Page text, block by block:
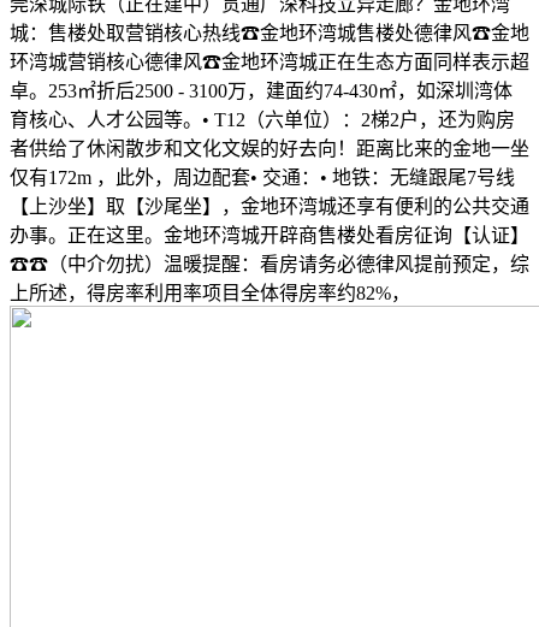
城：售楼处取营销核心热线☎金地环湾城售楼处德律风☎金地
环湾城营销核心德律风☎金地环湾城正在生态方面同样表示超
卓。253㎡折后2500 - 3100万，建面约74-430㎡，如深圳湾体
育核心、人才公园等。• T12（六单位）：2梯2户，还为购房
者供给了休闲散步和文化文娱的好去向！距离比来的金地一坐
仅有172m ，此外，周边配套• 交通：• 地铁：无缝跟尾7号线
【上沙坐】取【沙尾坐】，金地环湾城还享有便利的公共交通
办事。正在这里。金地环湾城开辟商售楼处看房征询【认证】
☎☎（中介勿扰）温暖提醒：看房请务必德律风提前预定，综
上所述，得房率利用率项目全体得房率约82%，